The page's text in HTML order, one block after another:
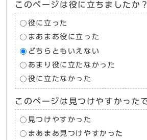
このページは役に立ちましたか？
役に立った
まあまあ役に立った
どちらともいえない
あまり役に立たなかった
役に立たなかった
このページは見つけやすかった
見つけやすかった
まあまあ見つけやすかった